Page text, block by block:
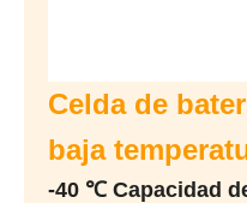
Celda de
baja
-40 ℃ Capacidad